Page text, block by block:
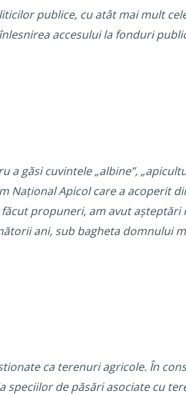
publice, cu atât mai mult
accesului la fonduri
găsi cuvintele „albine”,
Național Apicol care a acoperit
propuneri, am avut
ani, sub bagheta domnului
ca terenuri agricole. În
speciilor de păsări asociate cu